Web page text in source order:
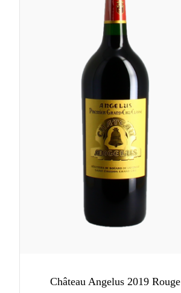
Château Angelus 2019 Rouge